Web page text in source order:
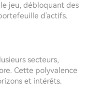
jeu, débloquant des
d'actifs.
secteurs,
Cette polyvalence
et intérêts.